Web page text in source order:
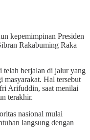
kepemimpinan Presiden
Rakabuming Raka
telah berjalan di jalur yang
masyarakat. Hal tersebut
Arifuddin, saat menilai
terakhir.
nasional mulai
langsung dengan